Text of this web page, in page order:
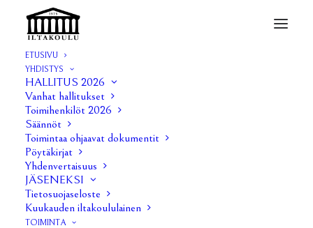
ETUSIVU
YHDISTYS
HALLITUS 2026
Vanhat hallitukset
Toimihenkilöt 2026
Säännöt
Toimintaa ohjaavat dokumentit
Pöytäkirjat
Yhdenvertaisuus
JÄSENEKSI
Tietosuojaseloste
Kuukauden iltakoululainen
TOIMINTA
Hallituksen kokous
4/2019
Hallitus kokousti keskiviikkona 20.2. klo 16
alkaen Pinni A:n Ylävitosessa. Kokouksessa